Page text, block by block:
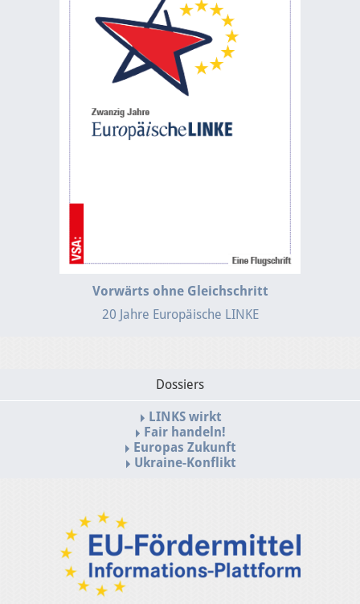
Vorwärts ohne Gleichschritt
20 Jahre Europäische LINKE
Dossiers
LINKS wirkt
Fair handeln!
Europas Zukunft
Ukraine-Konflikt